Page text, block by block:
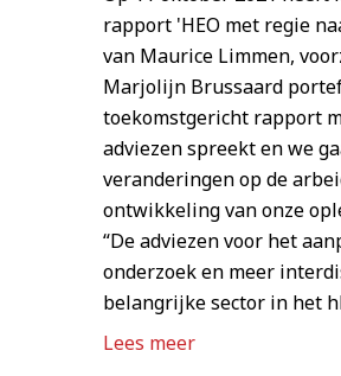
rapport 'HEO met regie
van Maurice Limmen,
Marjolijn Brussaard
toekomstgericht rapport
adviezen spreekt en we
veranderingen op de
ontwikkeling van onze
“De adviezen voor het
onderzoek en meer
belangrijke sector in het
Lees meer